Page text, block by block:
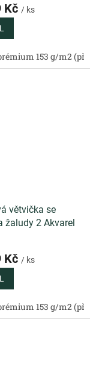
satén 130 g/
Kč / ks
153 g/m2
satén 130 g/
větvička se
žaludy 2 Akvarel
Kč / ks
153 g/m2